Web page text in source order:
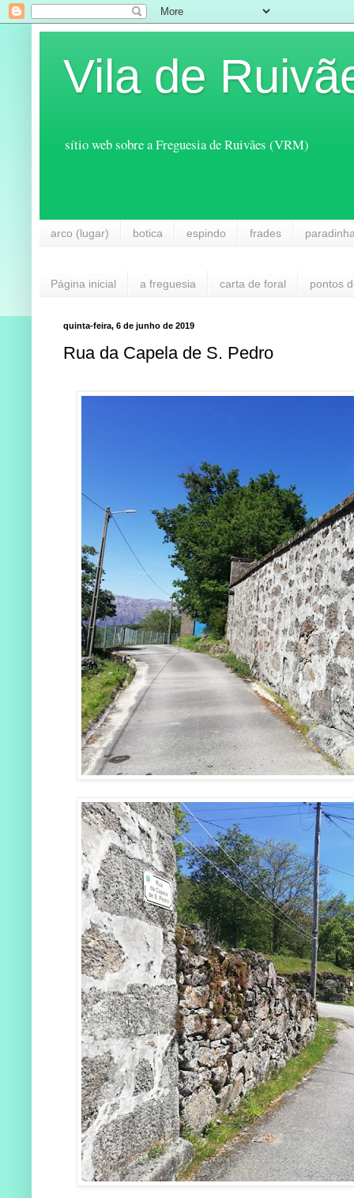
Vila de
sítio web sobre a Freguesia de Ruivães (VRM)
arco (lugar) botica espindo frades
Página inicial a freguesia carta de foral pontos
quinta-feira, 6 de junho de 2019
Rua da Capela de S. Pedro